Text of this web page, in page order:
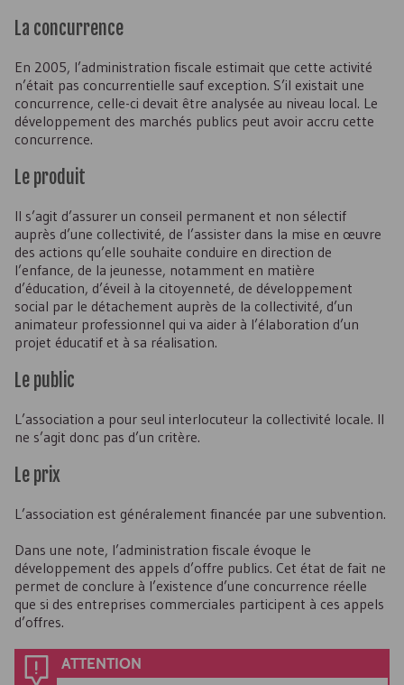
La concurrence
En 2005, l’administration fiscale estimait que cette activité
n’était pas concurrentielle sauf exception. S’il existait une
concurrence, celle-ci devait être analysée au niveau local. Le
développement des marchés publics peut avoir accru cette
concurrence.
Le produit
Il s’agit d’assurer un conseil permanent et non sélectif
auprès d’une collectivité, de l’assister dans la mise en œuvre
des actions qu’elle souhaite conduire en direction de
l’enfance, de la jeunesse, notamment en matière
d’éducation, d’éveil à la citoyenneté, de développement
social par le détachement auprès de la collectivité, d’un
animateur professionnel qui va aider à l’élaboration d’un
projet éducatif et à sa réalisation.
Le public
L’association a pour seul interlocuteur la collectivité locale. Il
ne s’agit donc pas d’un critère.
Le prix
L’association est généralement financée par une subvention.
Dans une note, l’administration fiscale évoque le
développement des appels d’offre publics. Cet état de fait ne
permet de conclure à l’existence d’une concurrence réelle
que si des entreprises commerciales participent à ces appels
d’offres.
ATTENTION